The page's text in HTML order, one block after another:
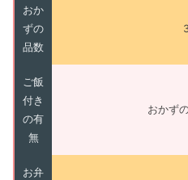
おか
ずの
品数
ご飯
付き
の有
無
おかず
お弁